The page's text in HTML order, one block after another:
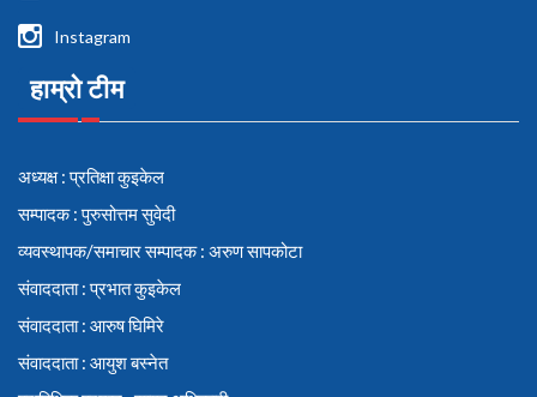
Instagram
हाम्रो टीम
अध्यक्ष : प्रतिक्षा कुइकेल
सम्पादक : पुरुसोत्तम सुवेदी
व्यवस्थापक/समाचार सम्पादक : अरुण सापकोटा
संवाददाता : प्रभात कुइकेल
संवाददाता : आरुष घिमिरे
संवाददाता : आयुश बस्नेत